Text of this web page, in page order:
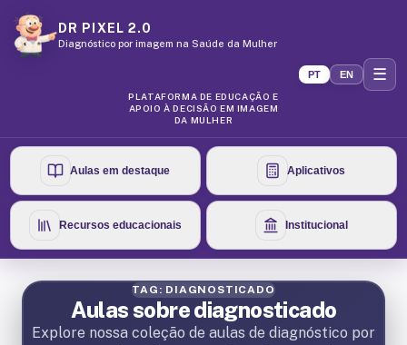
DR PIXEL 2.0
Diagnóstico por imagem na Saúde da Mulher
PLATAFORMA DE EDUCAÇÃO E
APOIO À DECISÃO EM IMAGEM
DA MULHER
PT EN ☰
Aulas em destaque Aplicativos
Recursos educacionais Institucional
TAG: DIAGNOSTICADO
Aulas sobre diagnosticado
Explore nossa coleção de aulas de diagnóstico por